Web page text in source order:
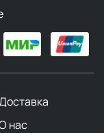
нас